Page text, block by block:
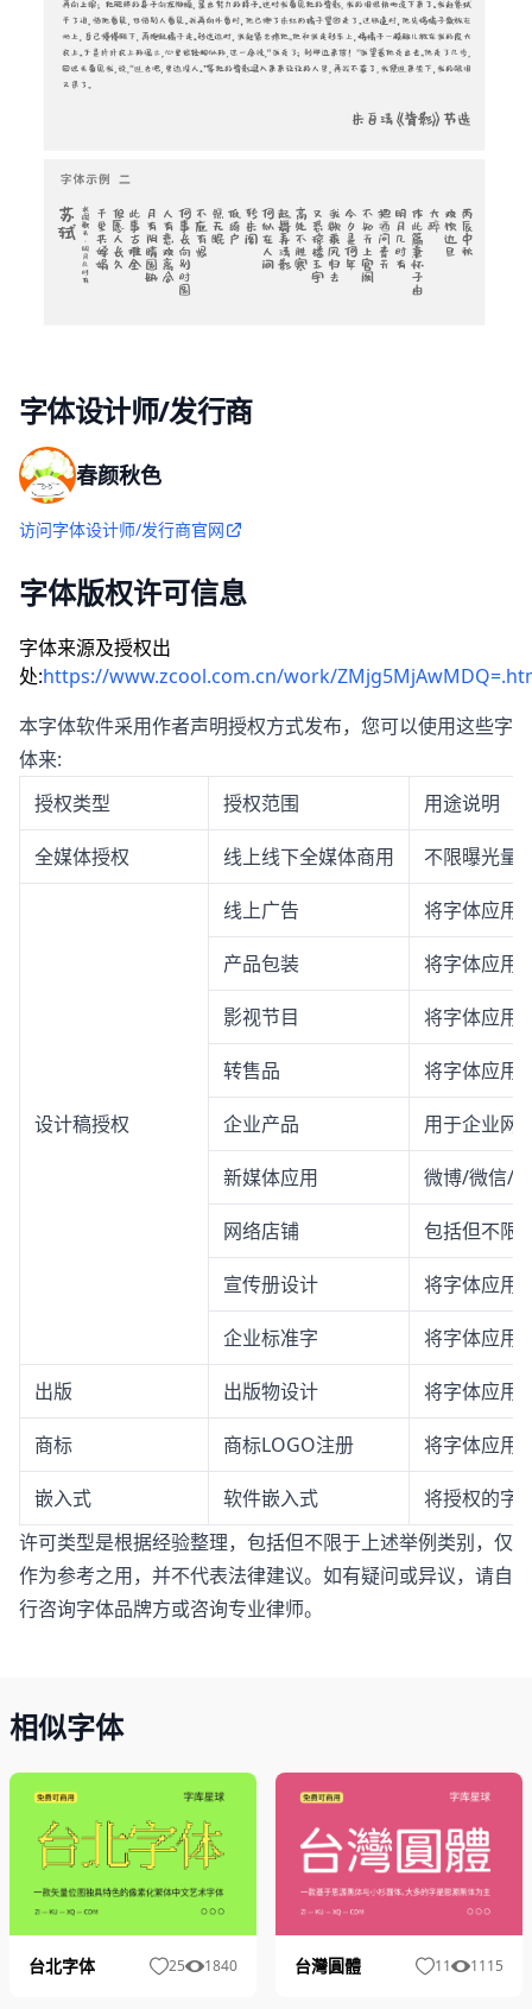
字体设计师/发行商
春颜秋色
访问字体设计师/发行商官网
字体版权许可信息
字体来源及授权出
处:https://www.zcool.com.cn/work/
本字体软件采用作者声明授权方式发布，您可以使用这些字
体来:
授权类型
授权范围 用途说明
全媒体授权 线上线下全媒体商用 不限曝光量
设计稿授权
线上广告 将字体应用
产品包装 将字体应用
影视节目 将字体应用
转售品 将字体应用
企业产品 用于企业网
新媒体应用 微博/微信/
网络店铺 包括但不限
宣传册设计 将字体应用
企业标准字 将字体应用
出版 出版物设计 将字体应用
商标 商标LOGO注册 将字体应用
嵌入式 软件嵌入式
将授权的字
许可类型是根据经验整理，包括但不限于上述举例类别，仅
作为参考之用，并不代表法律建议。如有疑问或异议，请自
行咨询字体品牌方或咨询专业律师。
相似字体
台北字体 25 1840 台灣圓體 11 1115